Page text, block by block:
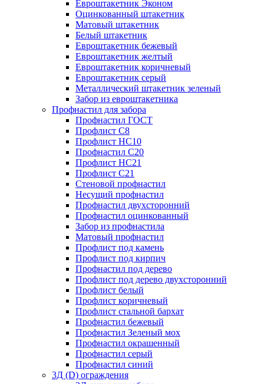
Евроштакетник Эконом
Оцинкованный штакетник
Матовый штакетник
Белый штакетник
Евроштакетник бежевый
Евроштакетник желтый
Евроштакетник коричневый
Евроштакетник серый
Металлический штакетник зеленый
Забор из евроштакетника
Профнастил для забора
Профнастил ГОСТ
Профлист С8
Профлист НС10
Профнастил С20
Профлист НС21
Профлист С21
Стеновой профнастил
Несущий профнастил
Профнастил двухсторонний
Профнастил оцинкованный
Забор из профнастила
Матовый профнастил
Профлист под камень
Профлист под кирпич
Профнастил под дерево
Профлист под дерево двухсторонний
Профлист белый
Профлист коричневый
Профлист стальной бархат
Профнастил бежевый
Профнастил Зеленый мох
Профнастил окрашенный
Профнастил серый
Профнастил синий
3Д (D) ограждения